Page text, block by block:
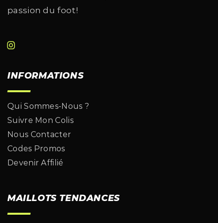
passion du foot!
INFORMATIONS
Qui Sommes-Nous ?
Suivre Mon Colis
Nous Contacter
Codes Promos
Devenir Affilié
MAILLOTS TENDANCES